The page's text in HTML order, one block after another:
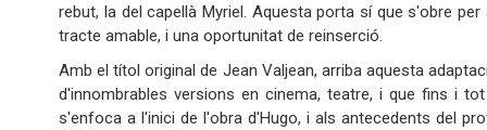
rebut, la del capellà Myriel. Aquesta porta sí que s'obre
tracte amable, i una oportunitat de reinserció.
Amb el títol original de Jean Valjean, arriba aquesta
d'innombrables versions en cinema, teatre, i que fins i
s'enfoca a l'inici de l'obra d'Hugo, i als antecedents del